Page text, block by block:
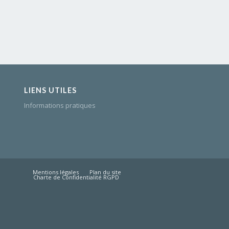
LIENS UTILES
Informations pratiques
Mentions légales Plan du site
Charte de Confidentialité RGPD